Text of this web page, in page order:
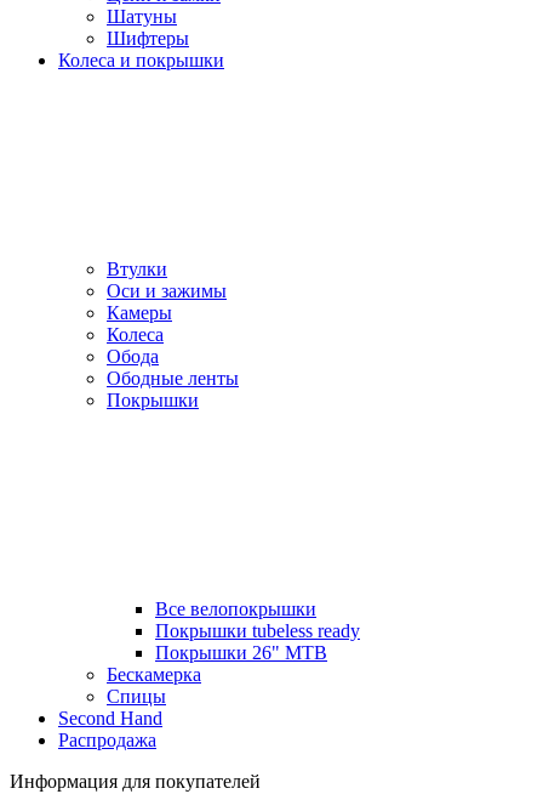
Шатуны
Шифтеры
Колеса и покрышки
Втулки
Оси и зажимы
Камеры
Колeса
Обода
Ободные ленты
Покрышки
Все велопокрышки
Покрышки tubeless ready
Покрышки 26" MTB
Бескамерка
Спицы
Second Hand
Распродажа
Информация для покупателей